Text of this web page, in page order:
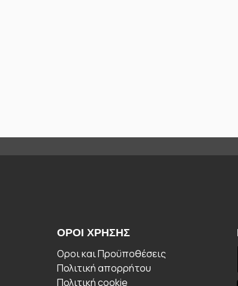
ΟΡΟΙ ΧΡΉΣΗΣ
Οροι και Προϋποθέσεις
Πολιτική απορρήτου
Πολιτική cookie